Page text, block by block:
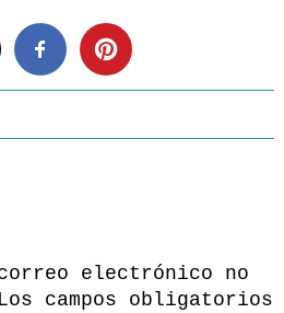
electrónico no
Los campos obligatorios